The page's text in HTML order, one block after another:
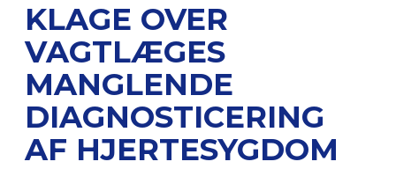
KLAGE OVER
VAGTLÆGES
MANGLENDE
DIAGNOSTICERING
AF HJERTESYGDOM